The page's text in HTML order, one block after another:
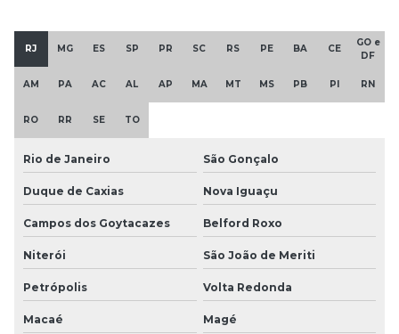
RJ MG ES SP PR SC RS PE BA CE
GO e
DF
AM PA AC AL AP MA MT MS PB PI RN
RO RR SE TO
Rio de Janeiro São Gonçalo
Duque de Caxias Nova Iguaçu
Campos dos Goytacazes Belford Roxo
Niterói São João de Meriti
Petrópolis Volta Redonda
Macaé Magé